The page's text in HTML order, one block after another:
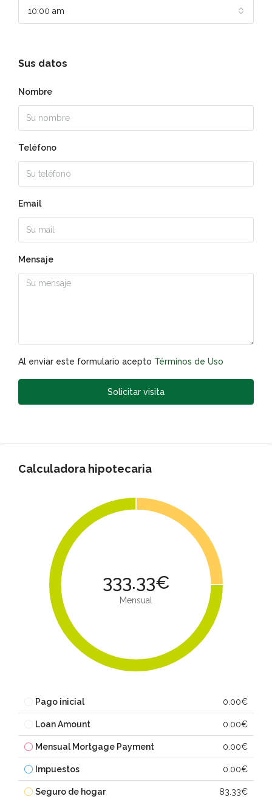
10:00 am
Sus datos
Nombre
Teléfono
Email
Mensaje
Al enviar este formulario acepto Términos de Uso
Solicitar visita
Calculadora hipotecaria
333.33€
Mensual
Pago inicial 0.00€
Loan Amount 0.00€
Mensual Mortgage Payment 0.00€
Impuestos 0.00€
Seguro de hogar 83.33€